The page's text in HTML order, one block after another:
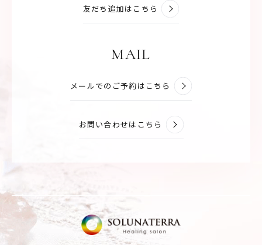
友だち追加はこちら
MAIL
メールでのご予約はこちら
お問い合わせはこちら